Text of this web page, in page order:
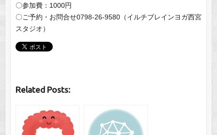
〇参加費：1000円
〇ご予約・お問合せ0798‐26‐9580（イルチブレインヨガ西宮
スタジオ）
Related Posts: